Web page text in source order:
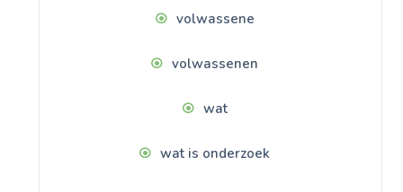
volwassene
volwassenen
wat
wat is onderzoek